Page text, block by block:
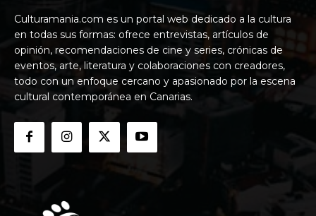
Culturamania.com es un portal web dedicado a la cultura
en todas sus formas: ofrece entrevistas, artículos de
opinión, recomendaciones de cine y series, crónicas de
eventos, arte, literatura y colaboraciones con creadores,
todo con un enfoque cercano y apasionado por la escena
cultural contemporánea en Canarias.